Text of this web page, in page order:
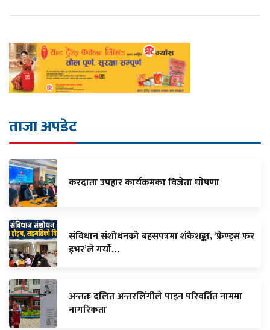
ताजा अपडेट
करदाता उपहार कार्यक्रमका विजेता घाेषणा
संविधान संशोधनको बहसपत्रमा शंकैशङ्का, ‘फ्रेण्ड्स फर
इभर’ले गर्यो…
अन्ततः दलित अन्तरलिंगीले पाइन परिवर्तित नाममा
नागरिकता